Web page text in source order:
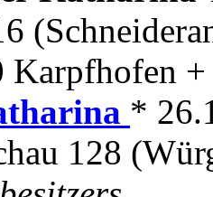
Karpfhofen
*
128